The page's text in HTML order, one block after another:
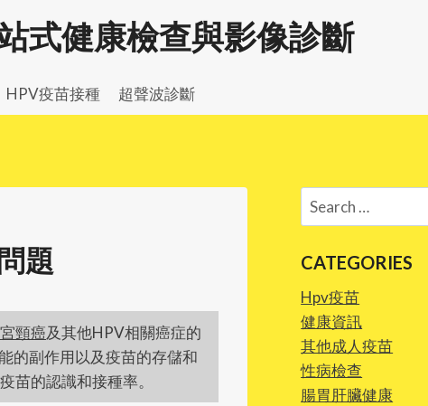
式健康檢查與影像診斷
HPV疫苗接種 超聲波診斷
題
頸癌及其他HPV相關癌症的
的副作用以及疫苗的存儲和
苗的認識和接種率。
Search
for:
CATEGORIES
Hpv疫苗
健康資訊
其他成人疫苗
性病檢查
腸胃肝臟健康